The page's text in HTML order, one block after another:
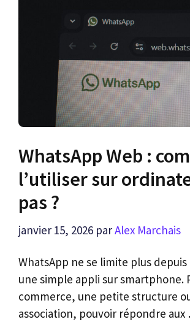
WhatsApp Web :
l’utiliser sur
pas ?
janvier 15, 2026 parAlex Marchais
WhatsApp ne se limite plus
une simple appli sur smartphone.
commerce, une petite structure
association, pouvoir répondre